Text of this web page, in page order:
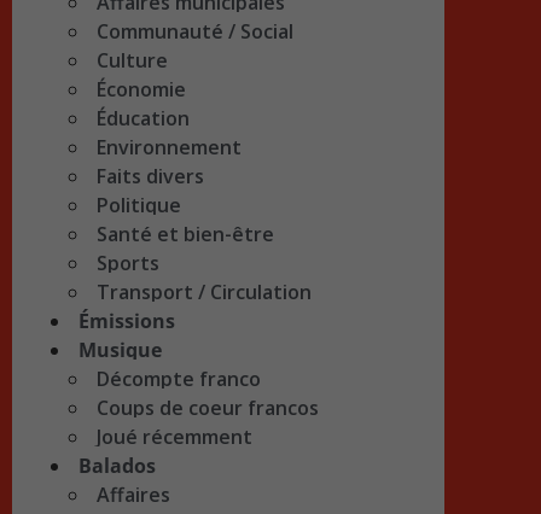
Communauté / Social
Culture
Économie
Éducation
Environnement
Faits divers
Politique
Santé et bien-être
Sports
Transport / Circulation
Émissions
Musique
Décompte franco
Coups de coeur francos
Joué récemment
Balados
Affaires